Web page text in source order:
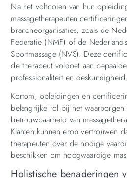
Na het voltooien van hun
massagetherapeuten
brancheorganisaties, zoals de
Federatie (NMF) of de
Sportmassage (NVS). Deze
de therapeut voldoet aan
professionaliteit en deskundigheid.
Kortom, opleidingen en
belangrijke rol bij het waarborgen
betrouwbaarheid van
Klanten kunnen erop vertrouwen
therapeuten over de nodige
beschikken om hoogwaardige
Holistische benaderingen